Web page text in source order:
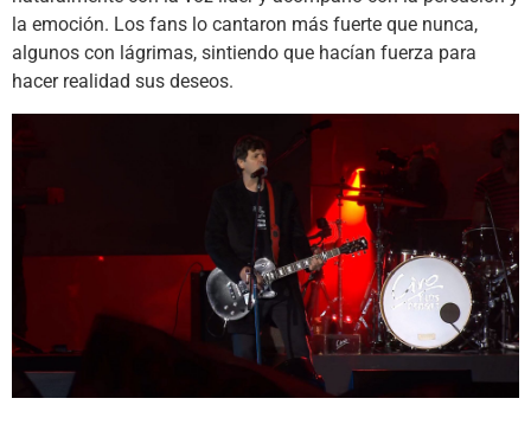
la emoción. Los fans lo cantaron más fuerte que nunca,
algunos con lágrimas, sintiendo que hacían fuerza para
hacer realidad sus deseos.